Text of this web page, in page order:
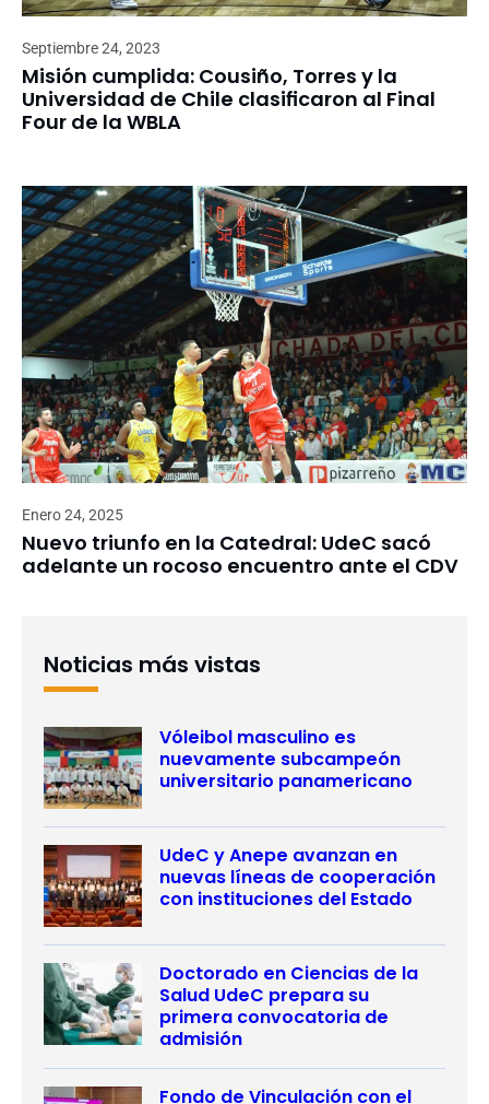
Septiembre 24, 2023
Misión cumplida: Cousiño, Torres y la
Universidad de Chile clasificaron al Final
Four de la WBLA
Enero 24, 2025
Nuevo triunfo en la Catedral: UdeC sacó
adelante un rocoso encuentro ante el CDV
Noticias más vistas
Vóleibol masculino es
nuevamente subcampeón
universitario panamericano
UdeC y Anepe avanzan en
nuevas líneas de cooperación
con instituciones del Estado
Doctorado en Ciencias de la
Salud UdeC prepara su
primera convocatoria de
admisión
Fondo de Vinculación con el